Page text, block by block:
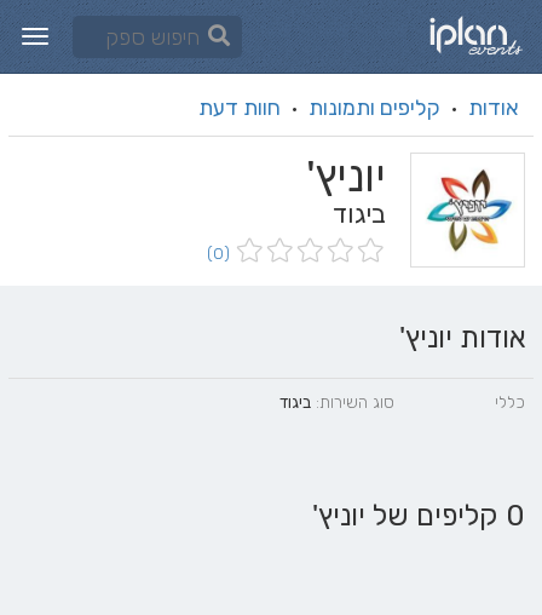
אודות · קליפים ותמונות · חוות דעת
יוניץ'
ביגוד
(0)
אודות יוניץ'
כללי סוג השירות: ביגוד
0 קליפים של יוניץ'